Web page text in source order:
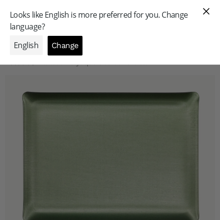
GAMME PROFESSIONNELLE
Accueil / Plateau Acrylique Secret Vert Clair